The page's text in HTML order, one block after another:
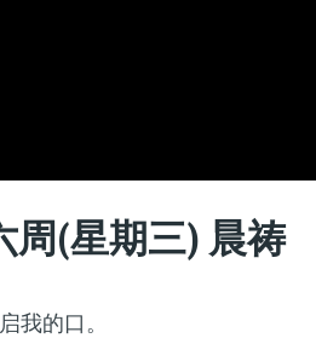
周(星期三) 晨祷
我的口。